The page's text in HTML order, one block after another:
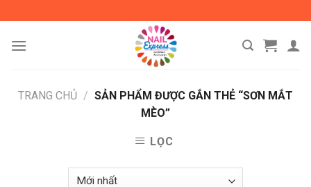
content
TRANG CHỦ / SẢN PHẨM ĐƯỢC GẮN THẺ “SƠN MẮT
MÈO”
LỌC